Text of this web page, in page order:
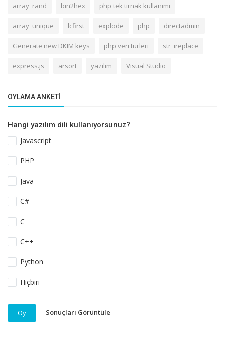
array_rand bin2hex php tek tırnak kullanımı
array_unique lcfirst explode php directadmin
Generate new DKIM keys php veri türleri str_ireplace
express.js arsort yazılım Visual Studio
OYLAMA ANKETI
Hangi yazılım dili kullanıyorsunuz?
Javascript
PHP
Java
C#
C
C++
Python
Hiçbiri
Oy Sonuçları Görüntüle